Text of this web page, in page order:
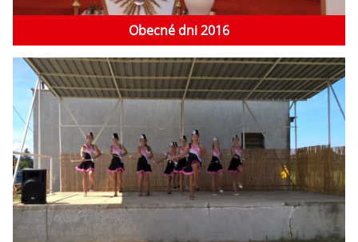
Obecné dni 2016